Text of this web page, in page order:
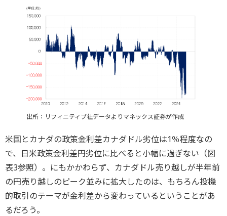
出所：リフィニティブ社データよりマネックス証券が作成
米国とカナダの政策金利差カナダドル劣位は1％程度なの
で、日米政策金利差円劣位に比べると小幅に過ぎない（図
表3参照）。にもかかわらず、カナダドル売り越しが半年前
の円売り越しのピーク並みに拡大したのは、もちろん投機
的取引のテーマが金利差から変わっているということがあ
るだろう。